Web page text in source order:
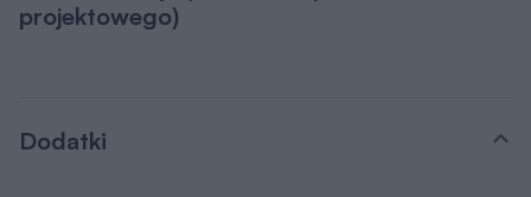
projektowego)
Dodatki